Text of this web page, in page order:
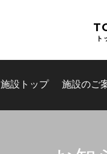
ト
施設トップ 施設のご